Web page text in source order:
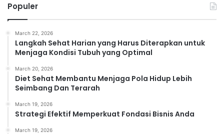
Populer
March 22, 2026
Langkah Sehat Harian yang Harus Diterapkan untuk
Menjaga Kondisi Tubuh yang Optimal
March 20, 2026
Diet Sehat Membantu Menjaga Pola Hidup Lebih
Seimbang Dan Terarah
March 19, 2026
Strategi Efektif Memperkuat Fondasi Bisnis Anda
March 19, 2026